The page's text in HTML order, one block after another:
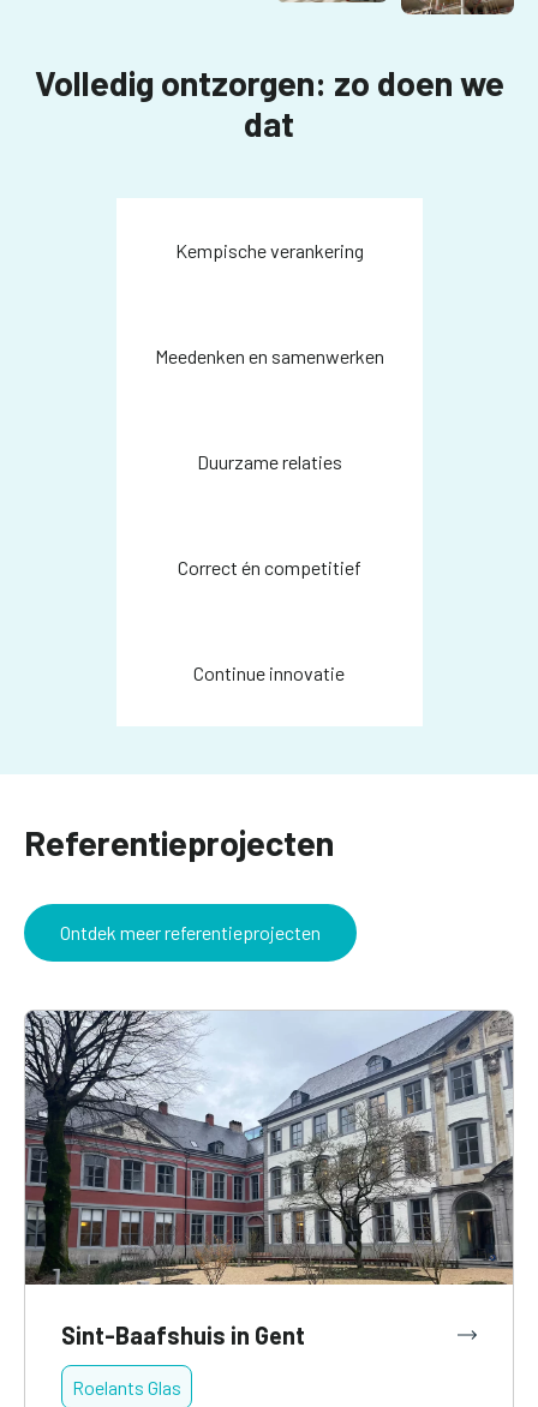
Volledig ontzorgen: zo doen we
dat
Kempische verankering
Meedenken en samenwerken
Duurzame relaties
Correct én competitief
Continue innovatie
Referentieprojecten
Ontdek meer referentieprojecten
Sint-Baafshuis in Gent
Roelants Glas